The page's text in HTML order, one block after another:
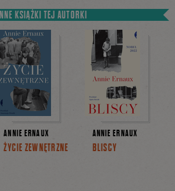
INNE KSIĄŻKI TEJ AUTORKI
ANNIE ERNAUX
ŻYCIE ZEWNĘTRZNE
ANNIE ERNAUX
BLISCY